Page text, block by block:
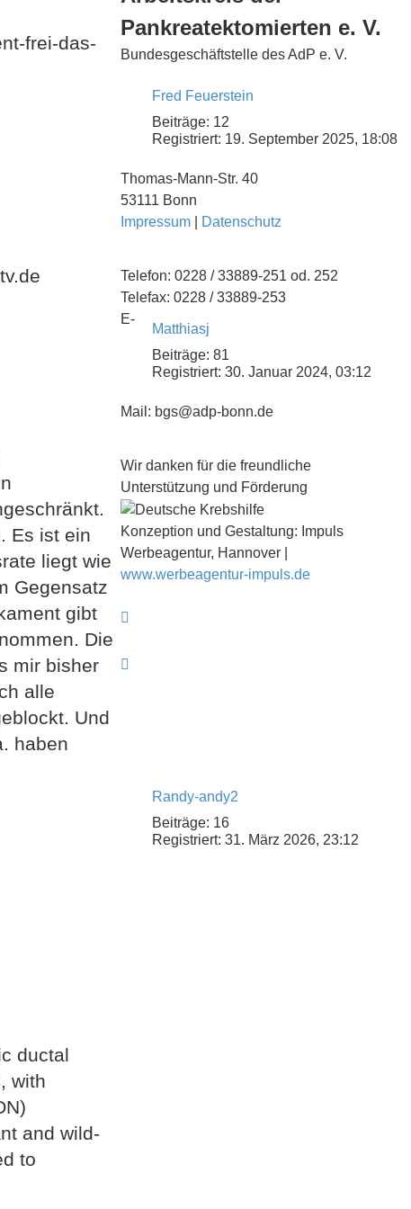
frei-das-
Fred Feuerstein
Beiträge: 12
Registriert: 19. September 2025, 18:08
Es ist ein
liegt wie
Gegensatz
gibt
Die
mir bisher
alle
Und
haben
Matthiasj
Beiträge: 81
Registriert: 30. Januar 2024, 03:12
ductal
with
and wild-
to
Randy-andy2
Beiträge: 16
Registriert: 31. März 2026, 23:12
Pankreatektomierten e. V.
Bundesgeschäftstelle des AdP e. V.
Thomas-Mann-Str. 40
53111 Bonn
Impressum
Datenschutz
Telefon: 0228 / 33889-251 od. 252
Telefax: 0228 / 33889-253
E-
Mail: bgs@adp-bonn.de
Wir danken für die freundliche
Unterstützung und Förderung
Konzeption und Gestaltung: Impuls
Werbeagentur, Hannover |
www.werbeagentur-impuls.de